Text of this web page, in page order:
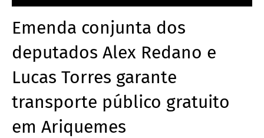
Emenda conjunta dos
deputados Alex Redano e
Lucas Torres garante
transporte público gratuito
em Ariquemes